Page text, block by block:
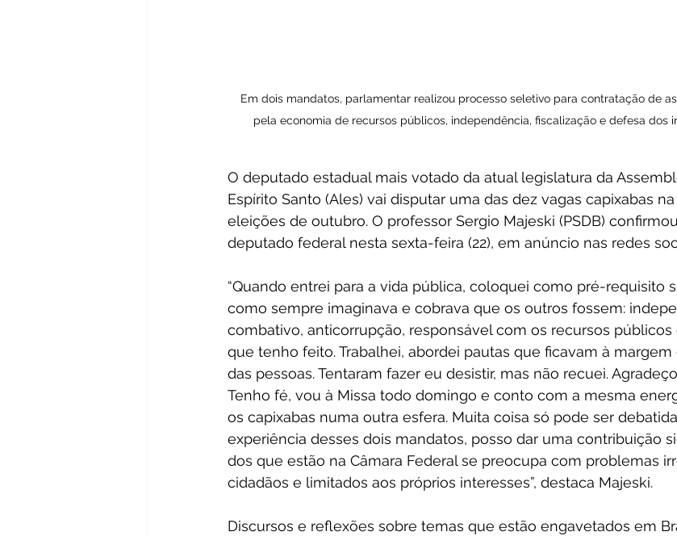
Em dois mandatos, parlamentar realizou processo seletivo para contratação de
pela economia de recursos públicos, independência, fiscalização e defesa dos
O deputado estadual mais votado da atual legislatura da
Espírito Santo (Ales) vai disputar uma das dez vagas capixabas
eleições de outubro. O professor Sergio Majeski (PSDB)
deputado federal nesta sexta-feira (22), em anúncio nas redes
“Quando entrei para a vida pública, coloquei como pré-requisito
como sempre imaginava e cobrava que os outros fossem:
combativo, anticorrupção, responsável com os recursos públicos
que tenho feito. Trabalhei, abordei pautas que ficavam à
das pessoas. Tentaram fazer eu desistir, mas não recuei.
Tenho fé, vou à Missa todo domingo e conto com a mesma
os capixabas numa outra esfera. Muita coisa só pode ser
experiência desses dois mandatos, posso dar uma contribuição
dos que estão na Câmara Federal se preocupa com problemas
cidadãos e limitados aos próprios interesses”, destaca Majeski.
Discursos e reflexões sobre temas que estão engavetados em